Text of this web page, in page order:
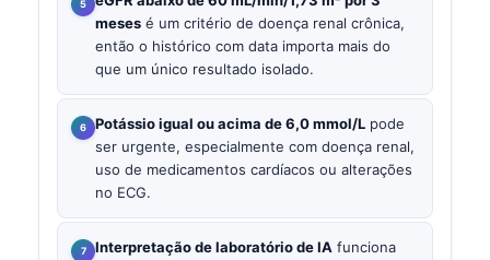
meses é um critério de doença renal crônica,
então o histórico com data importa mais do
que um único resultado isolado.
Potássio igual ou acima de 6,0 mmol/L pode
ser urgente, especialmente com doença renal,
uso de medicamentos cardíacos ou alterações
no ECG.
Interpretação de laboratório de IA funciona